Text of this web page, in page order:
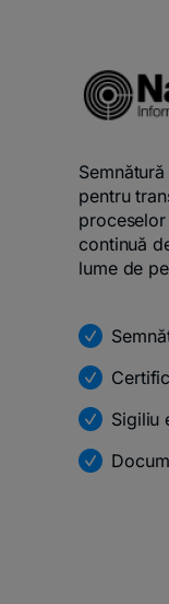
pentru
continuă
lume de
Sigiliu